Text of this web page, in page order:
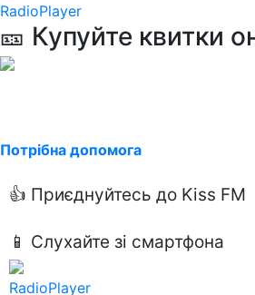
RadioPlayer
🎫 Купуйте квитки
Потрібна допомога
👍 Приєднуйтесь до Kiss FM
📱 Слухайте зі смартфона
RadioPlayer